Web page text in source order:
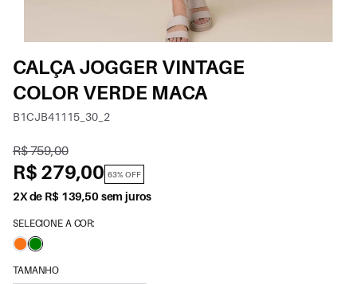
CALÇA JOGGER VINTAGE
COLOR VERDE MACA
B1CJB41115_30_2
R$ 759,00
R$ 279,00 63% OFF
2X de R$ 139,50 sem juros
SELECIONE A COR:
TAMANHO